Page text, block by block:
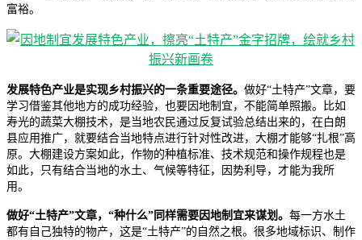
富裕。
发展特色产业是实现乡村振兴的一条重要途径。 做好“土特产”文章，要
学习借鉴其他地方的成功经验，也要因地制宜，不能简单照搬。比如
寿光的蔬菜大棚技术，是当地农民通过反复试验总结出来的，在白朗
县应用推广，就要结合当地特点进行针对性改进，大棚才能够“扎根”高
原。大棚建设方案如此，作物的种植标准、技术规范和操作规程也是
如此，只有结合当地的水土、气候等特征，因势利导，才能为我所
用。
做好“土特产”文章，“种什么”同样需要因地制宜来谋划。 每一方水土
都有自己独特的物产，这是“土特产”的自然之根。很多地域标识、制作